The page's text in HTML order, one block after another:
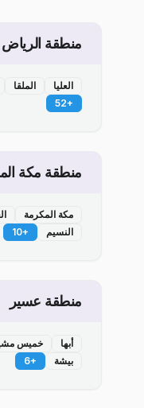
منطقة الرياض
العليا الملقا
+
52
منطقة مكة
مكة المكرمة
النسيم
+
10
منطقة عسير
أبها خميس
بيشة
+
6